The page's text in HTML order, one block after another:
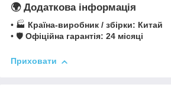
🌍 Додаткова інформація
• 🏭 Країна-виробник / збірки: Китай
• 🛡️ Офіційна гарантія: 24 місяці
Приховати